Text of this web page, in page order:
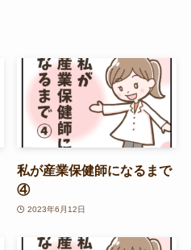
私が産業保健師になるまで
④
2023年6月12日